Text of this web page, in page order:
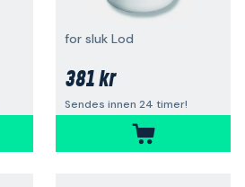
for sluk Lod
381 kr
Sendes innen 24 timer!